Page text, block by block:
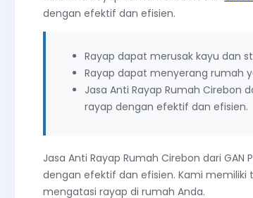
dengan efektif dan efisien.
Rayap dapat merusak kayu dan
Rayap dapat menyerang rumah
Jasa Anti Rayap Rumah Cirebon
rayap dengan efektif dan efisien.
Jasa Anti Rayap Rumah Cirebon dari
dengan efektif dan efisien. Kami
mengatasi rayap di rumah Anda.